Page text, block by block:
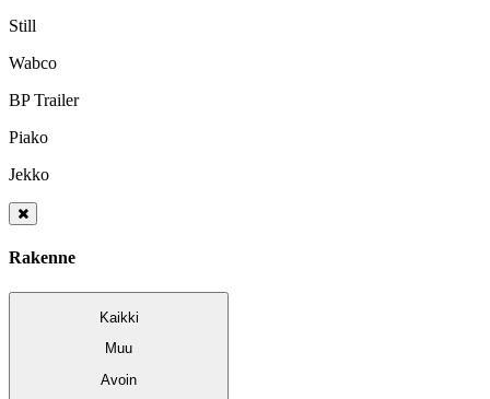
Still
Wabco
BP Trailer
Piako
Jekko
Rakenne
Kaikki
Muu
Avoin